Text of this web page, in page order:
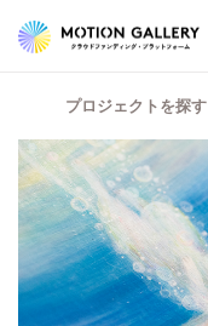
プロジェクトを探す